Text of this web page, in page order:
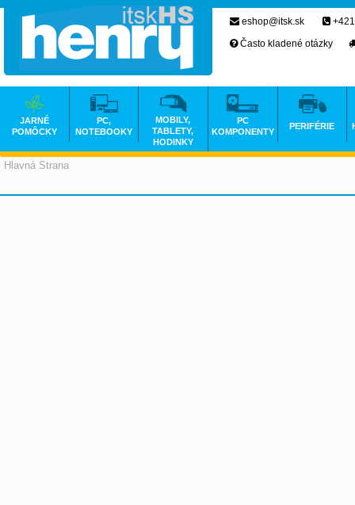
Hlavná Strana
eshop@itsk.sk
Často kladené otázky
JARNÉ
POMÔCKY
PC,
NOTEBOOKY
MOBILY,
TABLETY,
HODINKY
PC
KOMPONENTY
PERIFÉRIE